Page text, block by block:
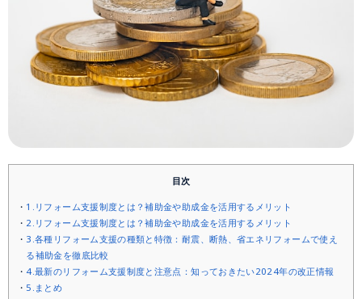
目次
1.リフォーム支援制度とは？補助金や助成金を活用するメリット
2.リフォーム支援制度とは？補助金や助成金を活用するメリット
3.各種リフォーム支援の種類と特徴：耐震、断熱、省エネリフォームで使え
る補助金を徹底比較
4.最新のリフォーム支援制度と注意点：知っておきたい2024年の改正情報
5.まとめ